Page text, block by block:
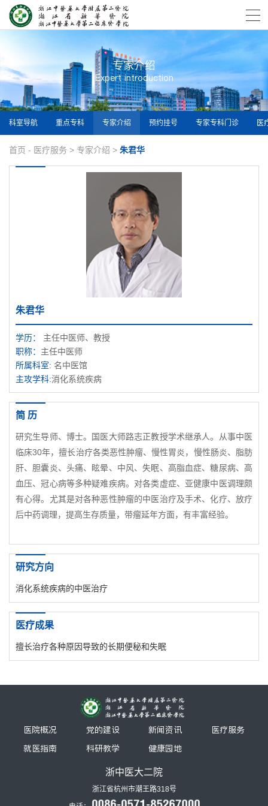
专家介绍
Expert introduction
科室导航 重点专科 专家介绍 预约挂号 专家专科门诊 医
首页 - 医疗服务 > 专家介绍 > 朱君华
朱君华
学历： 主任中医师、教授
职称： 主任中医师
所属科室: 名中医馆
主攻学科:消化系统疾病
简 历
研究生导师、博士。国医大师路志正教授学术继承人。从事中医
临床30年，擅长治疗各类恶性肿瘤、慢性胃炎，慢性肠炎、脂肪
肝、胆囊炎、头痛、眩晕、中风、失眠、高脂血症、糖尿病、高
血压、冠心病等多种疑难疾病。对各类虚症、亚健康中医调理颇
有心得。尤其是对各种恶性肿瘤的中医治疗及手术、化疗、放疗
后中药调理，提高生存质量，带瘤延年方面，有丰富经验。
研究方向
消化系统疾病的中医治疗
医疗成果
擅长治疗各种原因导致的长期便秘和失眠
医院概况 党的建设 新闻资讯
医疗服务
就医指南
科研教学 健康园地
浙中医大二院
浙江省杭州市潮王路318号